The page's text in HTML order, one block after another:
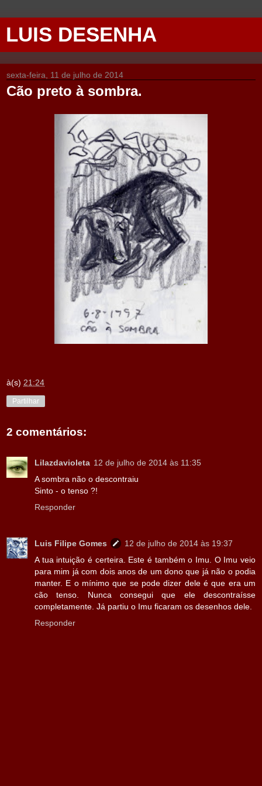
LUIS DESENHA
sexta-feira, 11 de julho de 2014
Cão preto à sombra.
à(s) 21:24
Partilhar
2 comentários:
Lilazdavioleta 12 de julho de 2014 às 11:35
A sombra não o descontraiu
Sinto - o tenso ?!
Responder
Luis Filipe Gomes
12 de julho de 2014 às 19:37
A tua intuição é certeira. Este é também o Imu. O Imu veio
para mim já com dois anos de um dono que já não o podia
manter. E o mínimo que se pode dizer dele é que era um
cão tenso. Nunca consegui que ele descontraísse
completamente. Já partiu o Imu ficaram os desenhos dele.
Responder